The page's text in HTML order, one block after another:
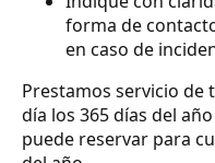
forma de
en caso de
Prestamos servicio de
día los 365 días del
puede reservar para